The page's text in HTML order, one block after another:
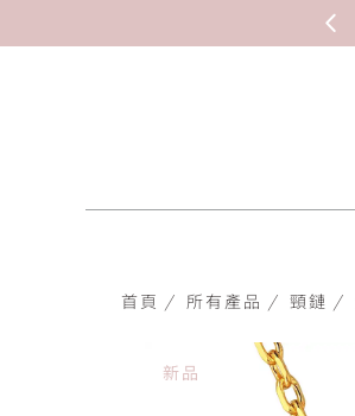
首頁 / 所有產品 / 頸鏈 /
新品